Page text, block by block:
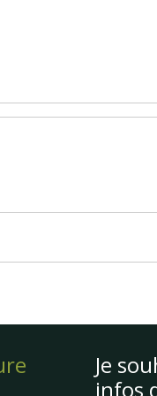
Je
infos